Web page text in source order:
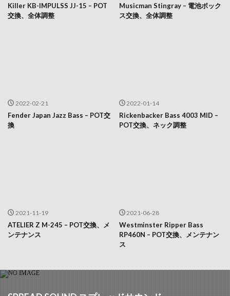
Killer KB-IMPULSS JJ-15 – POT
交換、全体調整
Musicman Stingray – 電池ボック
ス交換、全体調整
2022-02-21
Fender Japan Jazz Bass – POT交
換
2022-01-14
Rickenbacker Bass 4003 MID –
POT交換、ネック調整
2021-11-19
ATELIER Z M-245 – POT交換、メ
ンテナンス
2021-06-28
Westminster Ripper Bass
RP460N – POT交換、メンテナン
ス